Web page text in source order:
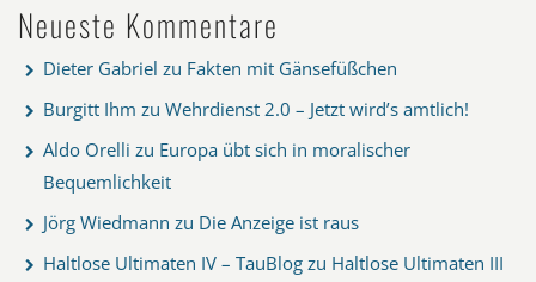
Neueste Kommentare
Dieter Gabriel zu Fakten mit Gänsefüßchen
Burgitt Ihm zu Wehrdienst 2.0 – Jetzt wird’s amtlich!
Aldo Orelli zu Europa übt sich in moralischer
Bequemlichkeit
Jörg Wiedmann zu Die Anzeige ist raus
Haltlose Ultimaten IV – TauBlog zu Haltlose Ultimaten III